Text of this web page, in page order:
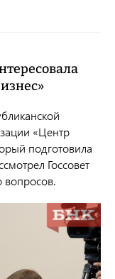
«Центр
подготовила
Госсовет
вопросов.